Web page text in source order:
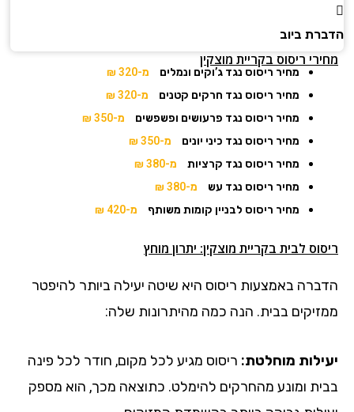
הדברת ביוב
מחירי ריסוס בקריית מוצקין
מחיר ריסוס נגד ג’וקים ונמלים
מ-320 ₪
מחיר ריסוס נגד חרקים קטנים
מ-320 ₪
מחיר ריסוס נגד פרעושים ופשפשים
מ-350 ₪
מחיר ריסוס נגד כיני יונים
מ-350 ₪
מחיר ריסוס נגד קרציות
מ-380 ₪
מחיר ריסוס נגד עש
מ-380 ₪
מחיר ריסוס לבניין קומות משותף
מ-420 ₪
ריסוס לבית בקריית מוצקין: יתרון מוחץ
הדברה באמצעות ריסוס היא שיטה יעילה ביותר להיפטר
ממזיקים בבית. הנה כמה מהיתרונות שלה:
יעילות מוחלטת: ריסוס מגיע לכל מקום, חודר לכל פינה
בבית ומונע מהחרקים להימלט. כתוצאה מכך, הוא מספק